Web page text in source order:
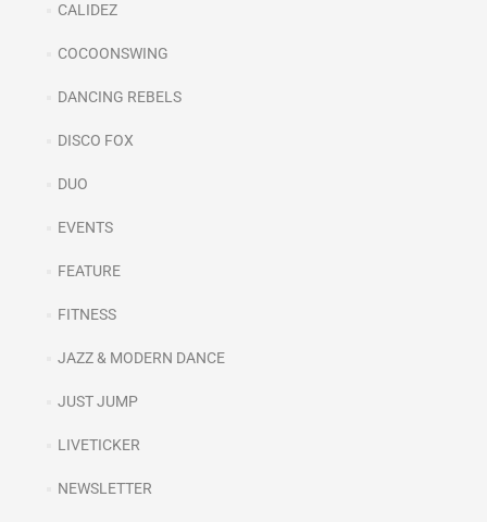
CALIDEZ
COCOONSWING
DANCING REBELS
DISCO FOX
DUO
EVENTS
FEATURE
FITNESS
JAZZ & MODERN DANCE
JUST JUMP
LIVETICKER
NEWSLETTER